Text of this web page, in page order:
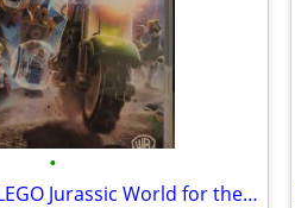
•
Un-used copy of LEGO Jurassic World for the nintendo switch